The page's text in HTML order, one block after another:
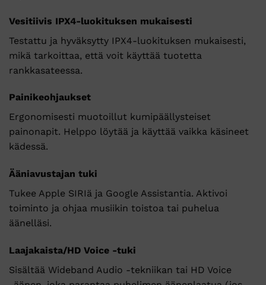
Vesitiivis IPX4-luokituksen mukaisesti
Testattu ja hyväksytty IPX4-luokituksen mukaisesti,
mikä tarkoittaa, että voit käyttää tuotetta
rankkasateessa.
Painikeohjaukset
Ergonomisesti muotoillut kumipäällysteiset
painonapit. Helppo löytää ja käyttää vaikka käsineet
kädessä.
Ääniavustajan tuki
Tukee Apple SIRIä ja Google Assistantia. Aktivoi
toiminto ja ohjaa musiikin toistoa tai puhelua
äänelläsi.
Laajakaista/HD Voice -tuki
Sisältää Wideband Audio -tekniikan tai HD Voice